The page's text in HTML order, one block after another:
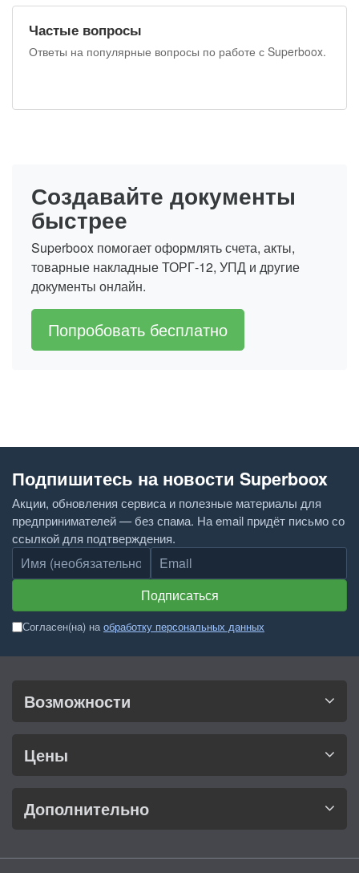
Частые вопросы
Ответы на популярные вопросы по работе с Superboox.
Создавайте документы
быстрее
Superboox помогает оформлять счета, акты,
товарные накладные ТОРГ-12, УПД и другие
документы онлайн.
Попробовать бесплатно
Подпишитесь на новости Superboox
Акции, обновления сервиса и полезные материалы для
предпринимателей — без спама. На email придёт письмо со
ссылкой для подтверждения.
Имя Email
Подписаться
Согласен(на) наобработку персональных данных
Возможности
Цены
Дополнительно